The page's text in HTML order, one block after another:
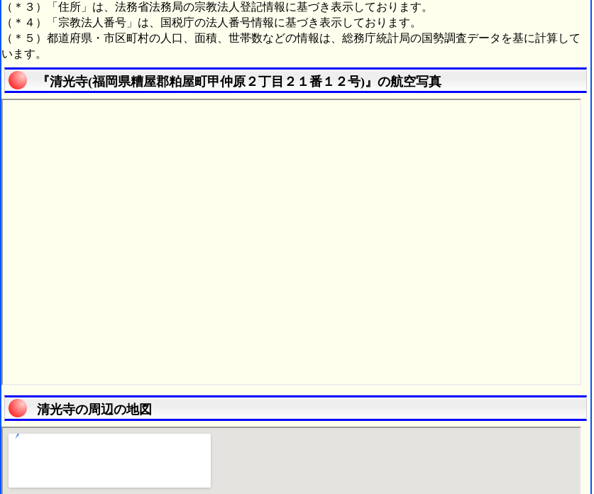
（＊３）「住所」は、法務省法務局の宗教法人登記情報に基づき表示しております。
（＊４）「宗教法人番号」は、国税庁の法人番号情報に基づき表示しております。
（＊５）都道府県・市区町村の人口、面積、世帯数などの情報は、総務庁統計局の国勢調査データを基に計算して
います。
『清光寺(福岡県糟屋郡粕屋町甲仲原２丁目２１番１２号)』の航空写真
清光寺の周辺の地図